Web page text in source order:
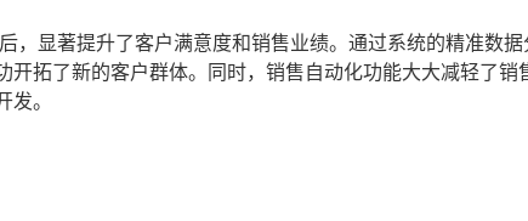
，显著提升了客户满意度和销售业绩。通过系统的精准数
拓了新的客户群体。同时，销售自动化功能大大减轻了销
。